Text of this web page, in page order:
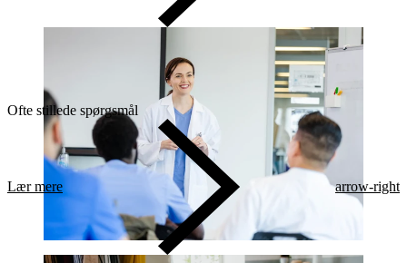
Ofte stillede spørgsmål
Lær mere arrow-right